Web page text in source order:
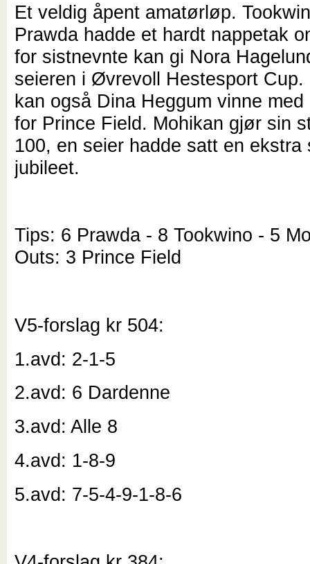
Et veldig åpent amatørløp.
Prawda hadde et hardt nappetak
for sistnevnte kan gi Nora
seieren i Øvrevoll Hestesport Cup.
kan også Dina Heggum vinne
for Prince Field. Mohikan gjør sin
100, en seier hadde satt en ekstra
jubileet.
Tips: 6 Prawda - 8 Tookwino - 5
Outs: 3 Prince Field
V5-forslag kr 504:
1.avd: 2-1-5
2.avd: 6 Dardenne
3.avd: Alle 8
4.avd: 1-8-9
5.avd: 7-5-4-9-1-8-6